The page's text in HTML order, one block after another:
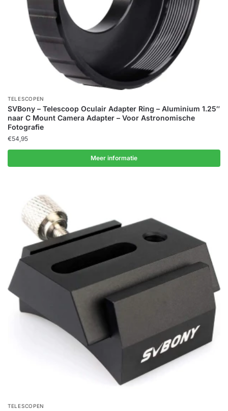
TELESCOPEN
SVBony – Telescoop Oculair Adapter Ring – Aluminium 1.25″
naar C Mount Camera Adapter – Voor Astronomische
Fotografie
€54,95
Meer informatie
TELESCOPEN